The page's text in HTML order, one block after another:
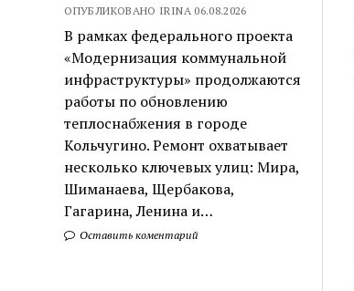
ОПУБЛИКОВАНО IRINA 06.08.2026
В рамках федерального проекта
«Модернизация коммунальной
инфраструктуры» продолжаются
работы по обновлению
теплоснабжения в городе
Кольчугино. Ремонт охватывает
несколько ключевых улиц: Мира,
Шиманаева, Щербакова,
Гагарина, Ленина и…
Оставить коментарий